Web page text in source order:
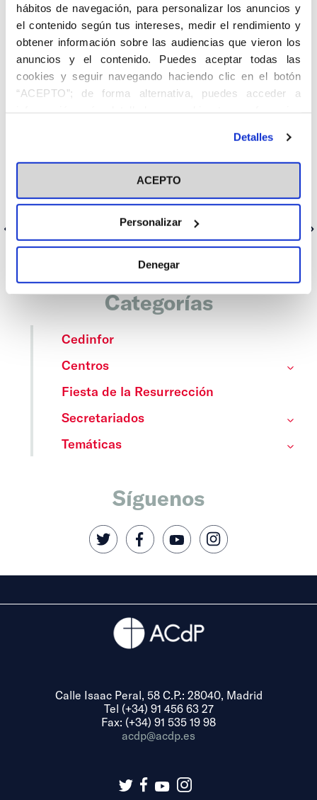
hábitos de navegación, para personalizar los anuncios y
el contenido según tus intereses, medir el rendimiento y
obtener información sobre las audiencias que vieron los
anuncios y el contenido. Puedes aceptar todas las
cookies y seguir navegando haciendo clic en el botón
“ACEPTO”; de forma alternativa, puedes acceder a
información más detallada y cambiar tus preferencias
en el botón "Personalizar". Para más información puedes
visitar nuestra Política de Cookies
Detalles
ACEPTO
Personalizar
Denegar
EL EFECTO AVESTRUZ
opción, pero estamos convencidos de que hay otra manera de
serie de entrevistas de la Asociación Católica de
Propagandistas (ACdP) para responder a los debates que nos
tocan más de cerca. Sin pelos en la lengua, pero con el humor y
la esperanza por bandera. ¿Te sumas?
Categorías
Cedinfor
Centros
Fiesta de la Resurrección
Secretariados
Temáticas
Síguenos
Calle Isaac Peral, 58 C.P.: 28040, Madrid
Tel (+34) 91 456 63 27
Fax: (+34) 91 535 19 98
acdp@acdp.es